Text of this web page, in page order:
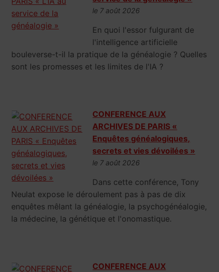
le 7 août 2026
En quoi l'essor fulgurant de
l'intelligence artificielle
bouleverse-t-il la pratique de la généalogie ? Quelles
sont les promesses et les limites de l'IA ?
CONFERENCE AUX
ARCHIVES DE PARIS «
Enquêtes généalogiques,
secrets et vies dévoilées »
le 7 août 2026
Dans cette conférence, Tony
Neulat expose le déroulement pas à pas de dix
enquêtes mêlant la généalogie, la psychogénéalogie,
la médecine, la génétique et l'onomastique.
CONFERENCE AUX